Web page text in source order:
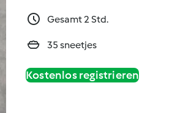
Gesamt 2 Std.
35 sneetjes
Kostenlos registrieren